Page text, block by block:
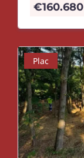
€160.680
Plac